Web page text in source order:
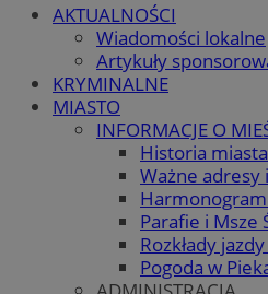
AKTUALNOŚCI
Wiadomości lokalne
Artykuły
KRYMINALNE
MIASTO
INFORMACJE O
Historia miasta
Ważne
Parafie i Msze
Rozkłady
Pogoda w